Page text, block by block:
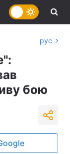
рус
бою